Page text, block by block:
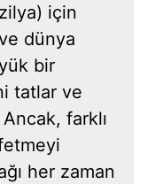
için
dünya
bir
tatlar ve
farklı
her zaman